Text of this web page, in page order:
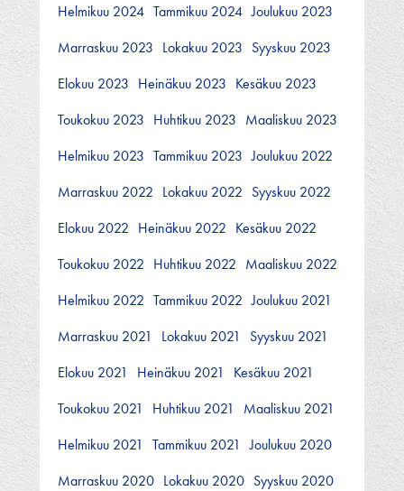
Helmikuu 2024 Tammikuu 2024 Joulukuu 2023
Marraskuu 2023 Lokakuu 2023 Syyskuu 2023
Elokuu 2023 Heinäkuu 2023 Kesäkuu 2023
Toukokuu 2023 Huhtikuu 2023 Maaliskuu 2023
Helmikuu 2023 Tammikuu 2023 Joulukuu 2022
Marraskuu 2022 Lokakuu 2022 Syyskuu 2022
Elokuu 2022 Heinäkuu 2022 Kesäkuu 2022
Toukokuu 2022 Huhtikuu 2022 Maaliskuu 2022
Helmikuu 2022 Tammikuu 2022 Joulukuu 2021
Marraskuu 2021
Lokakuu 2021
Syyskuu 2021
Elokuu 2021
Heinäkuu 2021
Kesäkuu 2021
Toukokuu 2021
Huhtikuu 2021
Maaliskuu 2021
Helmikuu 2021
Tammikuu 2021
Joulukuu 2020
Marraskuu 2020 Lokakuu 2020 Syyskuu 2020